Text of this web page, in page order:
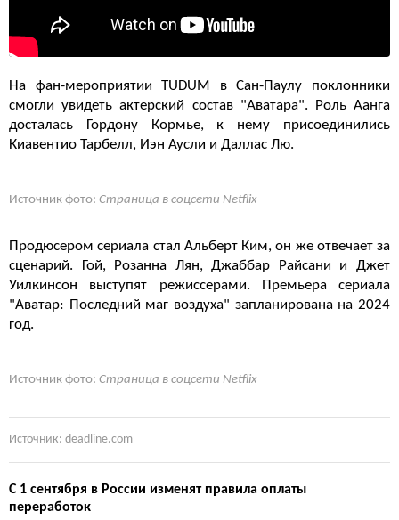
На фан-мероприятии TUDUM в Сан-Паулу поклонники
смогли увидеть актерский состав "Аватара". Роль Аанга
досталась Гордону Кормье, к нему присоединились
Киавентио Тарбелл, Иэн Аусли и Даллас Лю.
Источник фото: Страница в соцсети Netflix
Продюсером сериала стал Альберт Ким, он же отвечает за
сценарий. Гой, Розанна Лян, Джаббар Райсани и Джет
Уилкинсон выступят режиссерами. Премьера сериала
"Аватар: Последний маг воздуха" запланирована на 2024
год.
Источник фото: Страница в соцсети Netflix
Источник: deadline.com
С 1 сентября в России изменят правила оплаты
переработок